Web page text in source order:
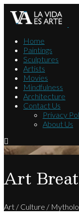
Home
Paintings
Sculptures
Artists
Movies
Mindfulness
Architecture
Contact Us
Privacy
About Us
Art
Art / Culture /